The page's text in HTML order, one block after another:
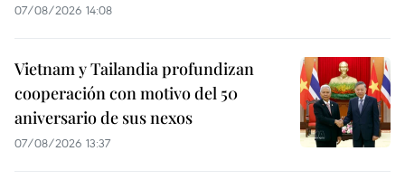
07/08/2026 14:08
Vietnam y Tailandia profundizan
cooperación con motivo del 50
aniversario de sus nexos
07/08/2026 13:37